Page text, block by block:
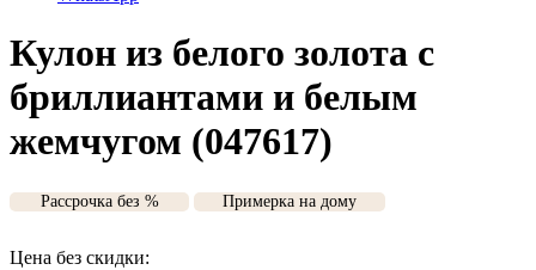
Кулон из белого золота с
бриллиантами и белым
жемчугом (047617)
Рассрочка без % Примерка на дому
Цена без скидки: